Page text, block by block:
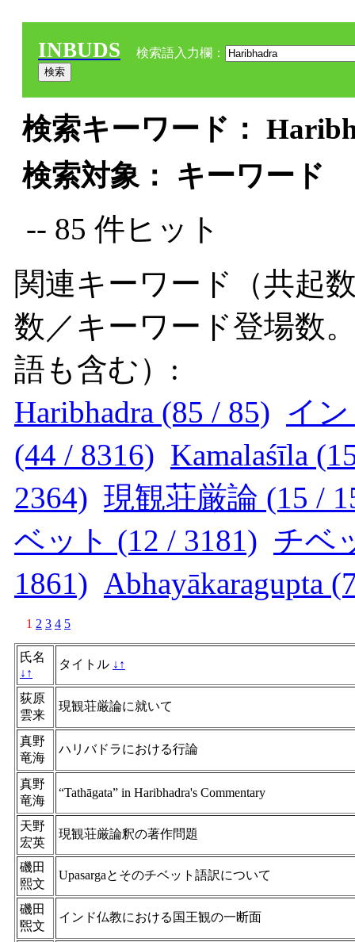
INBUDS 検索語入力欄：
検索キーワード：
検索対象： キーワード
-- 85 件ヒット
関連キーワード（共起
数／キーワード登場数
語も含む）:
Haribhadra (85 / 85) イ
(44 / 8316) Kamalaśīla
2364) 現観荘厳論 (15 /
ベット (12 / 3181) チベ
1861) Abhayākaragupta
1 2 3 4 5
氏名
↓ ↑
タイトル ↓ ↑
荻原
雲来
現観荘厳論に就いて
真野
竜海
ハリバドラにおける行論
真野
竜海
“Tathāgata” in Haribhadra's Commentary
天野
宏英
現観荘厳論釈の著作問題
磯田
熙文
Upasargaとそのチベット語訳について
磯田
煕文
インド仏教における国王観の一断面